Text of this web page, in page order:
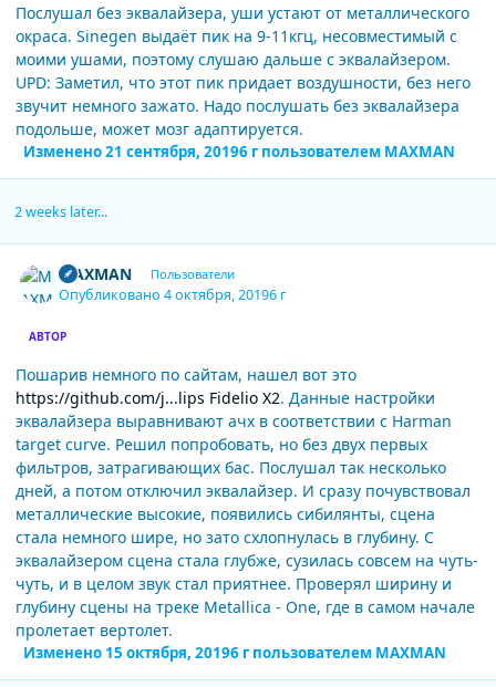
Послушал без эквалайзера, уши устают от металлического
окраса. Sinegen выдаёт пик на 9-11кгц, несовместимый с
моими ушами, поэтому слушаю дальше с эквалайзером.
UPD: Заметил, что этот пик придает воздушности, без него
звучит немного зажато. Надо послушать без эквалайзера
подольше, может мозг адаптируется.
Изменено21 сентября, 20196 гпользователем MAXMAN
2 weeks later...
MAXMAN Пользователи
Опубликовано4 октября, 20196 г
АВТОР
Пошарив немного по сайтам, нашел вот это
https://github.com/j...lips Fidelio X2. Данные настройки
эквалайзера выравнивают ачх в соответствии с Harman
target curve. Решил попробовать, но без двух первых
фильтров, затрагивающих бас. Послушал так несколько
дней, а потом отключил эквалайзер. И сразу почувствовал
металлические высокие, появились сибилянты, сцена
стала немного шире, но зато схлопнулась в глубину. С
эквалайзером сцена стала глубже, сузилась совсем на чуть-
чуть, и в целом звук стал приятнее. Проверял ширину и
глубину сцены на треке Metallica - One, где в самом начале
пролетает вертолет.
Изменено 15 октября, 20196 гпользователем MAXMAN